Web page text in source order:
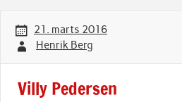
21. marts 2016
Henrik Berg
Villy Pedersen